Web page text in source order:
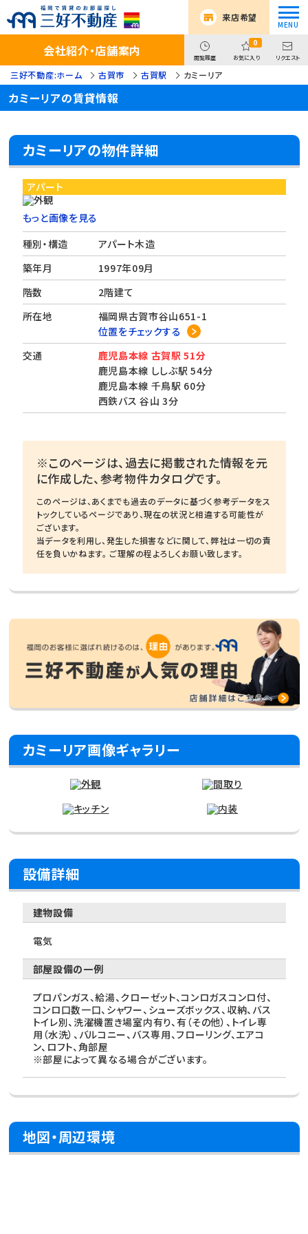
来店希望
会社紹介・店舗案内 閲覧履歴
0
お気に入り リクエスト
三好不動産:ホーム 古賀市 古賀駅 カミーリア
カミーリアの賃貸情報
カミーリアの物件詳細
アパート
もっと画像を見る
種別・構造
アパート木造
築年月
1997年09月
階数
2階建て
所在地
福岡県古賀市谷山651-1
位置をチェックする
交通
鹿児島本線 古賀駅 51分
鹿児島本線 ししぶ駅 54分
鹿児島本線 千鳥駅 60分
西鉄バス 谷山 3分
※このページは、過去に掲載された情報を元
に作成した、参考物件カタログです。
このページは、あくまでも過去のデータに基づく参考データをス
トックしているページであり、現在の状況と相違する可能性が
ございます。
当データを利用し、発生した損害などに関して、弊社は一切の責
任を負いかねます。 ご理解の程よろしくお願い致します。
カミーリア画像ギャラリー
設備詳細
建物設備
電気
部屋設備の一例
プロパンガス、給湯、クローゼット、コンロガスコンロ付、
コンロ口数一口、シャワー、シューズボックス、収納、バス
トイレ別、洗濯機置き場室内有り、有（その他）、トイレ専
用（水洗）、バルコニー、バス専用、フローリング、エアコ
ン、ロフト、角部屋
※部屋によって異なる場合がございます。
地図・周辺環境